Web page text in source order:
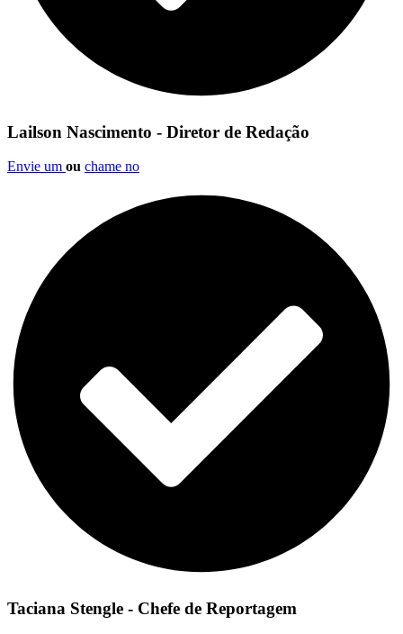
Lailson Nascimento - Diretor de Redação
Envie um ou chame no
Taciana Stengle - Chefe de Reportagem